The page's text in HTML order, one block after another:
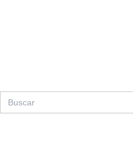
Search
for: